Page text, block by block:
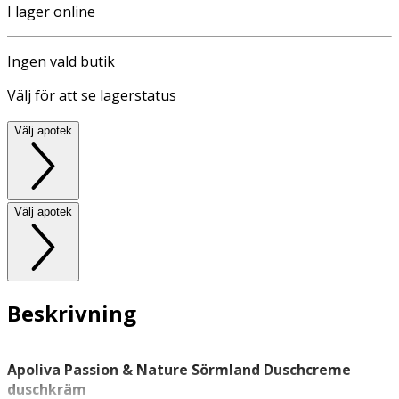
I lager online
Ingen vald butik
Välj för att se lagerstatus
Välj apotek
Välj apotek
Beskrivning
Apoliva Passion & Nature Sörmland Duschcreme
duschkräm